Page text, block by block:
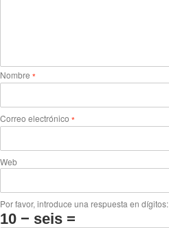
Nombre *
Correo electrónico *
Web
Por favor, introduce una respuesta en dígitos:
10 − seis =